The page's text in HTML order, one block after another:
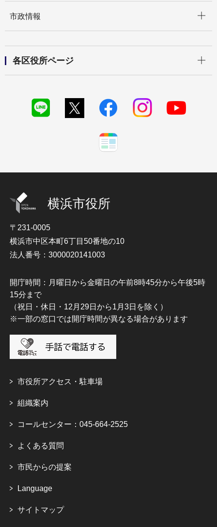
市政情報
各区役所ページ
横浜市役所
〒231-0005
横浜市中区本町6丁目50番地の10
法人番号：3000020141003
開庁時間：月曜日から金曜日の午前8時45分から午後5時
15分まで
（祝日・休日・12月29日から1月3日を除く）
※一部の窓口では開庁時間が異なる場合があります
市役所アクセス・駐車場
組織案内
コールセンター：045-664-2525
よくある質問
市民からの提案
Language
サイトマップ